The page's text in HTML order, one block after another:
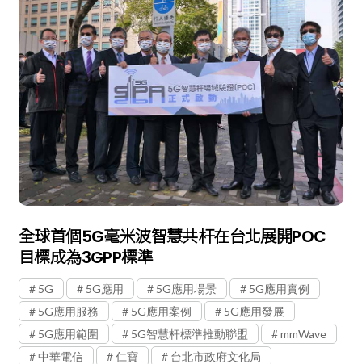
全球首個5G毫米波智慧共杆在台北展開POC
目標成為3GPP標準
5G 5G應用 5G應用場景
5G應用實例
5G應用服務
5G應用案例
5G應用發展
5G應用範圍
5G智慧杆標準推動聯盟
mmWave
中華電信
仁寶
台北市政府文化局